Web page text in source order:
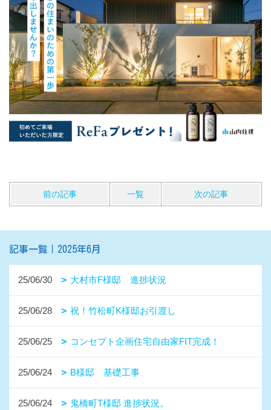
前の記事 一覧 次の記事
記事一覧｜2025年6月
25/06/30 大村市F様邸 進捗状況
25/06/28 祝！竹松町K様邸お引渡し
25/06/25 コンセプト企画住宅自由家FIT完成！
25/06/24 B様邸 基礎工事
25/06/24 鬼橋町T様邸 進捗状況。